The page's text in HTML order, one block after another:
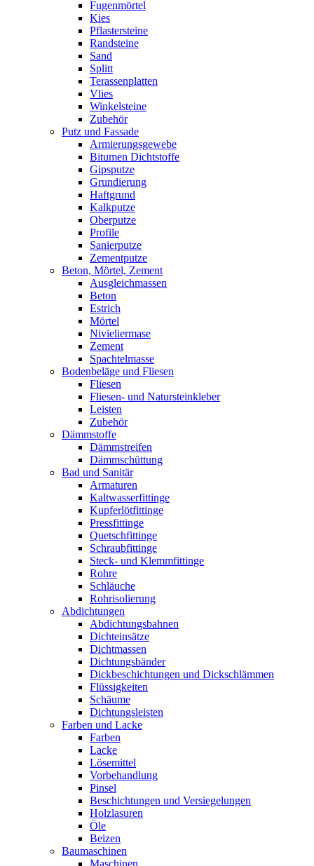
Fugenmörtel
Kies
Pflastersteine
Randsteine
Sand
Splitt
Terassenplatten
Vlies
Winkelsteine
Zubehör
Putz und Fassade
Armierungsgewebe
Bitumen Dichtstoffe
Gipsputze
Grundierung
Haftgrund
Kalkputze
Oberputze
Profile
Sanierputze
Zementputze
Beton, Mörtel, Zement
Ausgleichmassen
Beton
Estrich
Mörtel
Nivieliermase
Zement
Spachtelmasse
Bodenbeläge und Fliesen
Fliesen
Fliesen- und Natursteinkleber
Leisten
Zubehör
Dämmstoffe
Dämmstreifen
Dämmschüttung
Bad und Sanitär
Armaturen
Kaltwasserfittinge
Kupferlötfittinge
Pressfittinge
Quetschfittinge
Schraubfittinge
Steck- und Klemmfittinge
Rohre
Schläuche
Rohrisolierung
Abdichtungen
Abdichtungsbahnen
Dichteinsätze
Dichtmassen
Dichtungsbänder
Dickbeschichtungen und Dickschlämmen
Flüssigkeiten
Schäume
Dichtungsleisten
Farben und Lacke
Farben
Lacke
Lösemittel
Vorbehandlung
Pinsel
Beschichtungen und Versiegelungen
Holzlasuren
Öle
Beizen
Baumaschinen
Maschinen